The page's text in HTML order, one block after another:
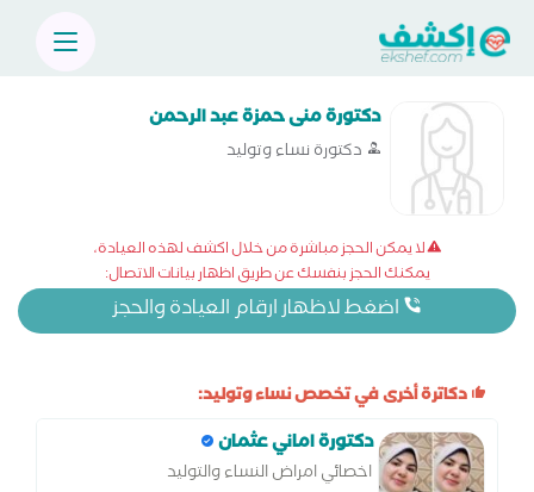
دكتورة منى حمزة عبد الرحمن
دكتورة نساء وتوليد
لا يمكن الحجز مباشرة من خلال اكشف لهذه العيادة،
يمكنك الحجز بنفسك عن طريق اظهار بيانات الاتصال:
اضغط لاظهار ارقام العيادة والحجز
دكاترة أخرى في تخصص نساء وتوليد:
دكتورة اماني عثمان
اخصائي امراض النساء والتوليد